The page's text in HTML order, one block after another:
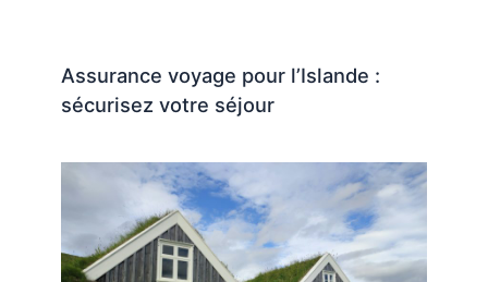
Assurance voyage pour l’Islande :
sécurisez votre séjour